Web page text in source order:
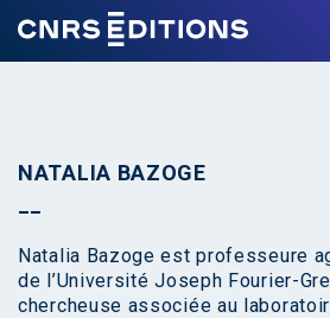
NATALIA BAZOGE
Natalia Bazoge est professeure
de l’Université Joseph Fourier-
chercheuse associée au